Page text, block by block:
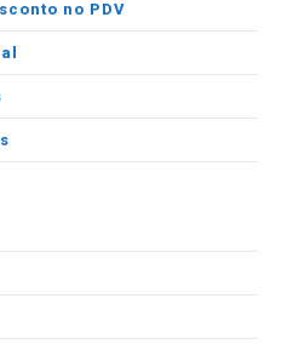
no PDV